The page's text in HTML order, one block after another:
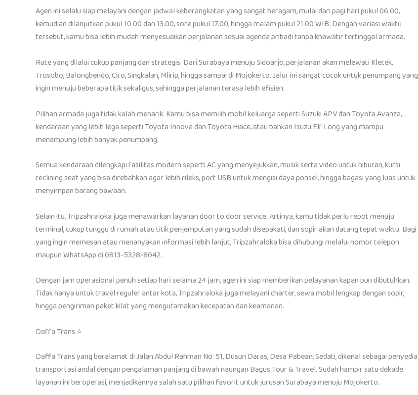
Agen ini selalu siap melayani dengan jadwal keberangkatan yang sangat beragam, mulai dari pagi hari pukul 06.00,
kemudian dilanjutkan pukul 10.00 dan 13.00, sore pukul 17.00, hingga malam pukul 21.00 WIB. Dengan variasi waktu
tersebut, kamu bisa lebih mudah menyesuaikan perjalanan sesuai agenda pribadi tanpa khawatir tertinggal armada.
Rute yang dilalui cukup panjang dan strategis. Dari Surabaya menuju Sidoarjo, perjalanan akan melewati Kletek,
Trosobo, Balongbendo, Ciro, Singkalan, Mlirip, hingga sampai di Mojokerto. Jalur ini sangat cocok untuk penumpang yang
ingin menuju beberapa titik sekaligus, sehingga perjalanan terasa lebih efisien.
Pilihan armada juga tidak kalah menarik. Kamu bisa memilih mobil keluarga seperti Suzuki APV dan Toyota Avanza,
kendaraan yang lebih lega seperti Toyota Innova dan Toyota Hiace, atau bahkan Isuzu Elf Long yang mampu
menampung lebih banyak penumpang.
Semua kendaraan dilengkapi fasilitas modern seperti AC yang menyejukkan, musik serta video untuk hiburan, kursi
reclining seat yang bisa direbahkan agar lebih rileks, port USB untuk mengisi daya ponsel, hingga bagasi yang luas untuk
menyimpan barang bawaan.
Selain itu, Tripzahraloka juga menawarkan layanan door to door service. Artinya, kamu tidak perlu repot menuju
terminal, cukup tunggu di rumah atau titik penjemputan yang sudah disepakati, dan sopir akan datang tepat waktu. Bagi
yang ingin memesan atau menanyakan informasi lebih lanjut, Tripzahraloka bisa dihubungi melalui nomor telepon
maupun WhatsApp di 0813-5328-8042.
Dengan jam operasional penuh setiap hari selama 24 jam, agen ini siap memberikan pelayanan kapan pun dibutuhkan.
Tidak hanya untuk travel reguler antar kota, Tripzahraloka juga melayani charter, sewa mobil lengkap dengan sopir,
hingga pengiriman paket kilat yang mengutamakan kecepatan dan keamanan.
Daffa Trans ⭐
Daffa Trans yang beralamat di Jalan Abdul Rahman No. 51, Dusun Daras, Desa Pabean, Sedati, dikenal sebagai penyedia
transportasi andal dengan pengalaman panjang di bawah naungan Bagus Tour & Travel. Sudah hampir satu dekade
layanan ini beroperasi, menjadikannya salah satu pilihan favorit untuk jurusan Surabaya menuju Mojokerto.